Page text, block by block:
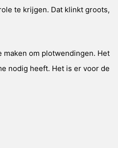
te krijgen. Dat klinkt groots,
om plotwendingen. Het
nodig heeft. Het is er voor de